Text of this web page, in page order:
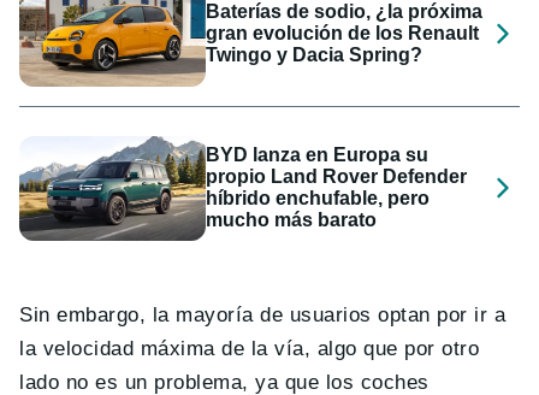
Baterías de sodio, ¿la próxima
gran evolución de los Renault
Twingo y Dacia Spring?
BYD lanza en Europa su
propio Land Rover Defender
híbrido enchufable, pero
mucho más barato
Sin embargo, la mayoría de usuarios optan por ir a
la velocidad máxima de la vía, algo que por otro
lado no es un problema, ya que los coches